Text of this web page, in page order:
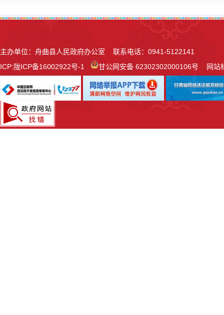
主办单位：舟曲县人民政府办公室 联系电话：0941-5122141
ICP:陇ICP备16002922号-1 甘公网安备 62302302000106号网站